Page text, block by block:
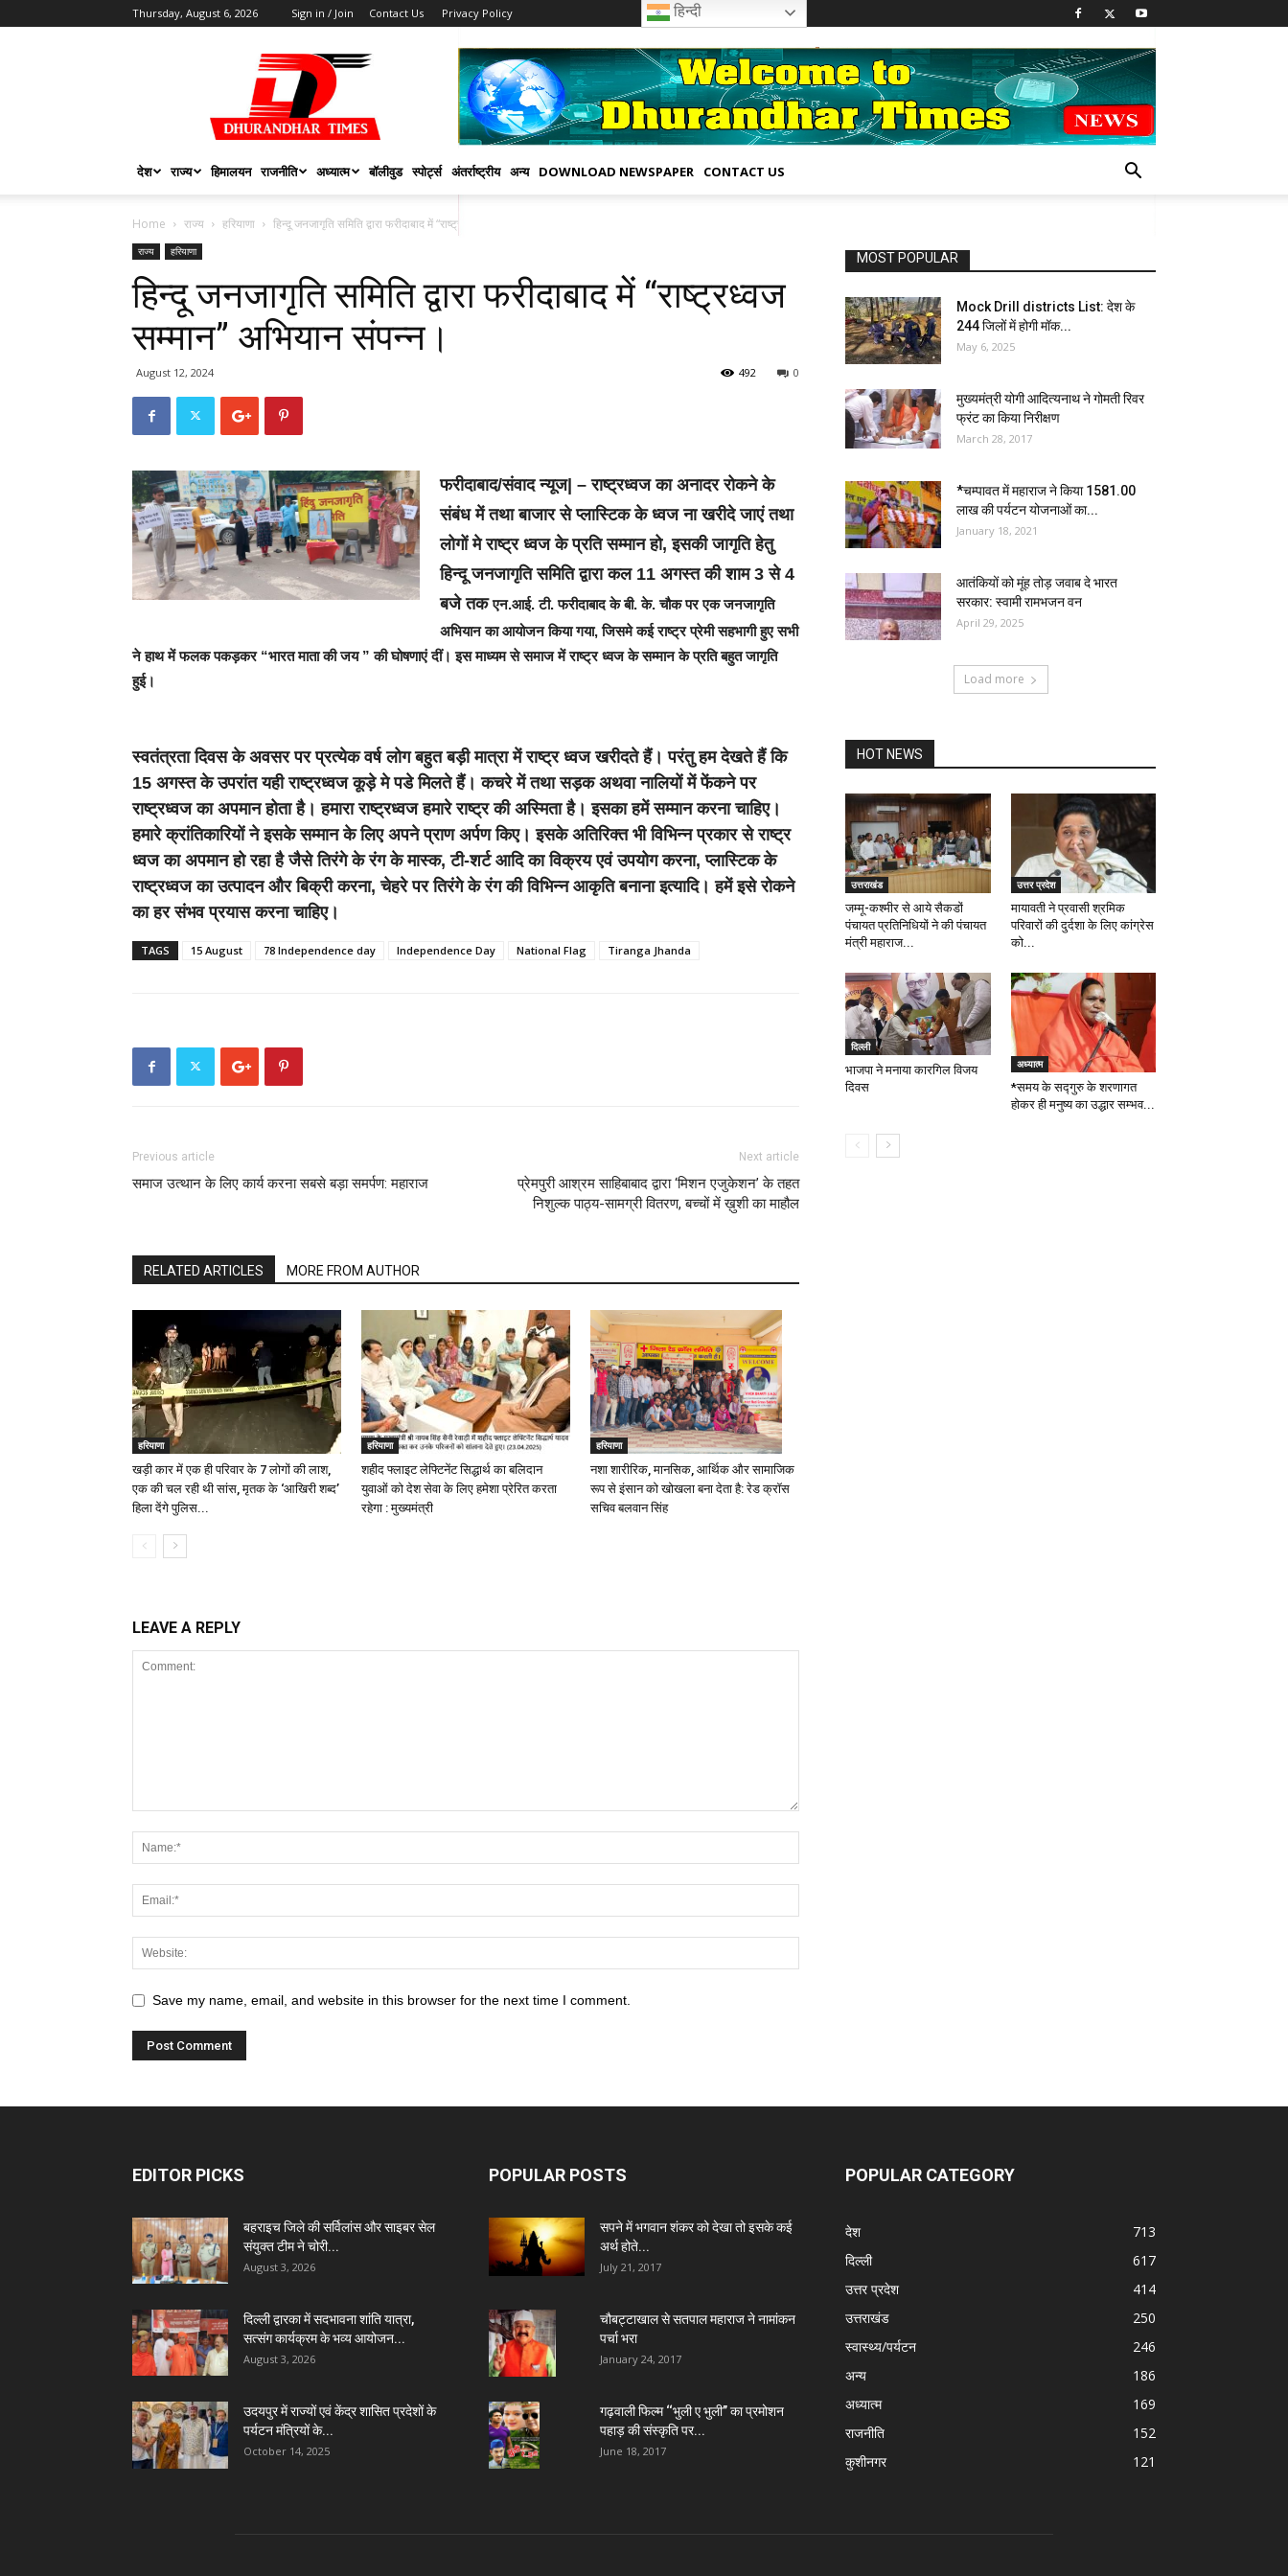
Thursday, August 6, 2026 Sign in / Join Contact Us Privacy Policy हिन्दी
DHURANDHAR
TIMES
देश राज्य हिमालयन राजनीति अध्यात्म बॉलीवुड स्पोर्ट्स अंतर्राष्ट्रीय अन्य DOWNLOAD NEWSPAPER CONTACT US
Home राज्य हरियाणा हिन्दू जनजागृति समिति द्वारा फरीदाबाद में “राष्ट्रध्वज सम्मान” अभियान संपन्न।
राज्य हरियाणा
हिन्दू जनजागृति समिति द्वारा फरीदाबाद में “राष्ट्रध्वज
सम्मान” अभियान संपन्न।
August 12, 2024 0
492
फरीदाबाद/संवाद न्यूज| –राष्ट्रध्वज का अनादर रोकने के
संबंध में तथा बाजार से प्लास्टिक के ध्वज ना खरीदे जाएं तथा
लोगों मे राष्ट्र ध्वज के प्रति सम्मान हो, इसकी जागृति हेतु
हिन्दू जनजागृति समिति द्वारा कल 11 अगस्त की शाम 3 से 4
बजे तकएन.आई. टी. फरीदाबाद के बी. के. चौक पर एक जनजागृति
अभियान का आयोजन किया गया, जिसमे कई राष्ट्र प्रेमी सहभागी हुए सभी
ने हाथ में फलक पकड़कर “भारत माता की जय ” की घोषणाएं दीं। इस माध्यम से समाज में राष्ट्र ध्वज के सम्मान के प्रति बहुत जागृति
हुई।
स्वतंत्रता दिवस के अवसर पर प्रत्येक वर्ष लोग बहुत बड़ी मात्रा में राष्ट्र ध्वज खरीदते हैं। परंतु हम देखते हैं कि
15 अगस्त के उपरांत यही राष्ट्रध्वज कूड़े मे पडे मिलते हैं। कचरे में तथा सड़क अथवा नालियों में फेंकने पर
राष्ट्रध्वज का अपमान होता है। हमारा राष्ट्रध्वज हमारे राष्ट्र की अस्मिता है। इसका हमें सम्मान करना चाहिए।
हमारे क्रांतिकारियों ने इसके सम्मान के लिए अपने प्राण अर्पण किए। इसके अतिरिक्त भी विभिन्न प्रकार से राष्ट्र
ध्वज का अपमान हो रहा है जैसे तिरंगे के रंग के मास्क, टी-शर्ट आदि का विक्रय एवं उपयोग करना, प्लास्टिक के
राष्ट्रध्वज का उत्पादन और बिक्री करना, चेहरे पर तिरंगे के रंग की विभिन्न आकृति बनाना इत्यादि। हमें इसे रोकने
का हर संभव प्रयास करना चाहिए।
TAGS 15 August 78 Independence day Independence Day National Flag Tiranga Jhanda
Previous article
समाज उत्थान के लिए कार्य करना सबसे बड़ा समर्पण: महाराज
Next article
प्रेमपुरी आश्रम साहिबाबाद द्वारा ‘मिशन एजुकेशन’ के तहत
निशुल्क पाठ्य-सामग्री वितरण, बच्चों में ख़ुशी का माहौल
RELATED ARTICLES MORE FROM AUTHOR
हरियाणा
खड़ी कार में एक ही परिवार के 7 लोगों की लाश,
एक की चल रही थी सांस, मृतक के ‘आखिरी शब्द’
हिला देंगे पुलिस...
हरियाणा
शहीद फ्लाइट लेफ्टिनेंट सिद्धार्थ का बलिदान
युवाओं को देश सेवा के लिए हमेशा प्रेरित करता
रहेगा : मुख्यमंत्री
हरियाणा
नशा शारीरिक, मानसिक, आर्थिक और सामाजिक
रूप से इंसान को खोखला बना देता है: रेड क्रॉस
सचिव बलवान सिंह
LEAVE A REPLY
Save my name, email, and website in this browser for the next time I comment.
MOST POPULAR
Mock Drill districts List: देश के
244 जिलों में होगी मॉक...
May 6, 2025
मुख्यमंत्री योगी आदित्यनाथ ने गोमती रिवर
फ्रंट का किया निरीक्षण
March 28, 2017
*चम्पावत में महाराज ने किया 1581.00
लाख की पर्यटन योजनाओं का...
January 18, 2021
आतंकियों को मूंह तोड़ जवाब दे भारत
सरकार: स्वामी रामभजन वन
April 29, 2025
Load more
HOT NEWS
उत्तराखंड
जम्मू-कश्मीर से आये सैकडों
पंचायत प्रतिनिधियों ने की पंचायत
मंत्री महाराज...
उत्तर प्रदेश
मायावती ने प्रवासी श्रमिक
परिवारों की दुर्दशा के लिए कांग्रेस
को...
दिल्ली
भाजपा ने मनाया कारगिल विजय
दिवस
अध्यात्म
*समय के सद्गुरु के शरणागत
होकर ही मनुष्य का उद्धार सम्भव...
EDITOR PICKS
बहराइच जिले की सर्विलांस और साइबर सेल
संयुक्त टीम ने चोरी...
August 3, 2026
दिल्ली द्वारका में सदभावना शांति यात्रा,
सत्संग कार्यक्रम के भव्य आयोजन...
August 3, 2026
उदयपुर में राज्यों एवं केंद्र शासित प्रदेशों के
पर्यटन मंत्रियों के...
October 14, 2025
POPULAR POSTS
सपने में भगवान शंकर को देखा तो इसके कई
अर्थ होते...
July 21, 2017
चौबट्टाखाल से सतपाल महाराज ने नामांकन
पर्चा भरा
January 24, 2017
गढ़वाली फिल्म ‘‘भुली ए भुली’’ का प्रमोशन
पहाड़ की संस्कृति पर...
June 18, 2017
POPULAR CATEGORY
देश
713
दिल्ली
617
उत्तर प्रदेश
414
उत्तराखंड
250
स्वास्थ्य/पर्यटन
246
अन्य
186
अध्यात्म
169
राजनीति
152
कुशीनगर
121